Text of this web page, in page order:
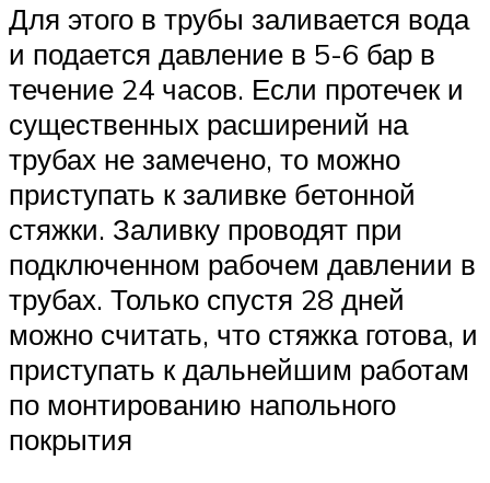
Для этого в трубы заливается вода
и подается давление в 5-6 бар в
течение 24 часов. Если протечек и
существенных расширений на
трубах не замечено, то можно
приступать к заливке бетонной
стяжки. Заливку проводят при
подключенном рабочем давлении в
трубах. Только спустя 28 дней
можно считать, что стяжка готова, и
приступать к дальнейшим работам
по монтированию напольного
покрытия